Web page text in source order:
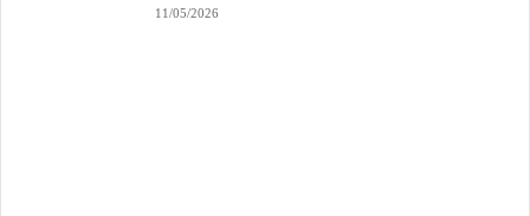
11/05/2026